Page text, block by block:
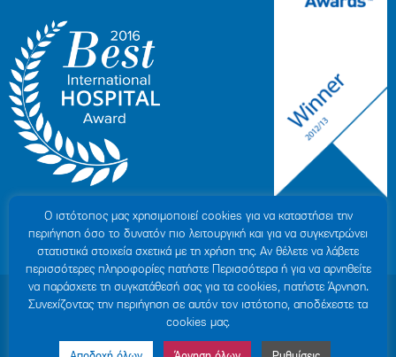
© 2007-2026 ΥΓΕΙΑ Μ.Α.Ε |
ΓΕΜΗ: 000279901000
Όροι Χρήσης
| Πολιτική Προστασίας Προσωπικών Δεδομένων
Δήλωση Απορρήτου
Ο ιστότοπoς μας χρησιμοποιεί cookies για να καταστήσει την
περιήγηση όσο το δυνατόν πιο λειτουργική και για να συγκεντρώνει
στατιστικά στοιχεία σχετικά με τη χρήση της. Αν θέλετε να λάβετε
περισσότερες πληροφορίες πατήστε Περισσότερα ή για να αρνηθείτε
να παράσχετε τη συγκατάθεσή σας για τα cookies, πατήστε Άρνηση.
Συνεχίζοντας την περιήγηση σε αυτόν τον ιστότοπο, αποδέχεστε τα
cookies μας.